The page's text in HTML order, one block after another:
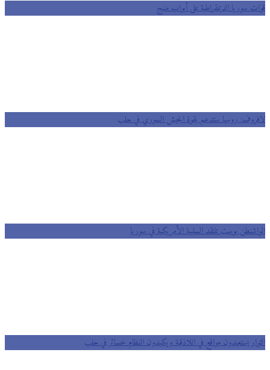
سوريا الديمقراطية على أبواب منبج
روسيا ستدعم بقوة الجيش السوري في حلب
بوست تنتقد السلبية الأمريكية في سوريا
يستعيدون مواقع في اللاذقية ويكبدون النظام خسائر في حلب